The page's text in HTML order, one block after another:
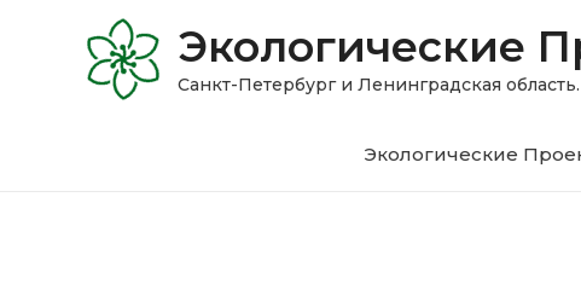
Экологические
Санкт-Петербург и Ленинградская
Экологические